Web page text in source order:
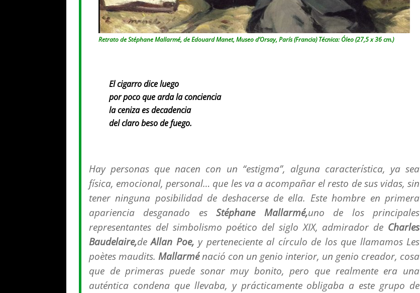
Retrato de Stéphane Mallarmé, de Edouard Manet, Museo d’Orsay, París (Francia) Técnica: Óleo (27,5 x 36 cm.)
El cigarro dice luego
por poco que arda la conciencia
la ceniza es decadencia
del claro beso de fuego.
Hay personas que nacen con un “estigma”, alguna característica, ya sea
física, emocional, personal… que les va a acompañar el resto de sus vidas, sin
tener ninguna posibilidad de deshacerse de ella. Este hombre en primera
apariencia desganado esStéphane Mallarmé,uno de los principales
representantes del simbolismo poético del siglo XIX, admirador de Charles
Baudelaire,deAllan Poe, y perteneciente al círculo de los que llamamos Les
poètes maudits. Mallarménació con un genio interior, un genio creador, cosa
que de primeras puede sonar muy bonito, pero que realmente era una
auténtica condena que llevaba, y prácticamente obligaba a este grupo de